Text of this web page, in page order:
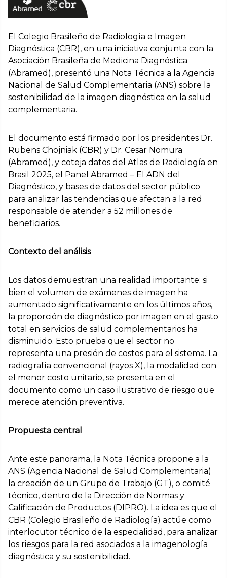
El Colegio Brasileño de Radiología e Imagen
Diagnóstica (CBR), en una iniciativa conjunta con la
Asociación Brasileña de Medicina Diagnóstica
(Abramed), presentó una Nota Técnica a la Agencia
Nacional de Salud Complementaria (ANS) sobre la
sostenibilidad de la imagen diagnóstica en la salud
complementaria.
El documento está firmado por los presidentes Dr.
Rubens Chojniak (CBR) y Dr. Cesar Nomura
(Abramed), y coteja datos del Atlas de Radiología en
Brasil 2025, el Panel Abramed – El ADN del
Diagnóstico, y bases de datos del sector público
para analizar las tendencias que afectan a la red
responsable de atender a 52 millones de
beneficiarios.
Contexto del análisis
Los datos demuestran una realidad importante: si
bien el volumen de exámenes de imagen ha
aumentado significativamente en los últimos años,
la proporción de diagnóstico por imagen en el gasto
total en servicios de salud complementarios ha
disminuido. Esto prueba que el sector no
representa una presión de costos para el sistema. La
radiografía convencional (rayos X), la modalidad con
el menor costo unitario, se presenta en el
documento como un caso ilustrativo de riesgo que
merece atención preventiva.
Propuesta central
Ante este panorama, la Nota Técnica propone a la
ANS (Agencia Nacional de Salud Complementaria)
la creación de un Grupo de Trabajo (GT), o comité
técnico, dentro de la Dirección de Normas y
Calificación de Productos (DIPRO). La idea es que el
CBR (Colegio Brasileño de Radiología) actúe como
interlocutor técnico de la especialidad, para analizar
los riesgos para la red asociados a la imagenología
diagnóstica y su sostenibilidad.